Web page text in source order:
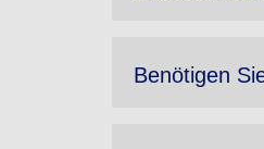
Benötigen